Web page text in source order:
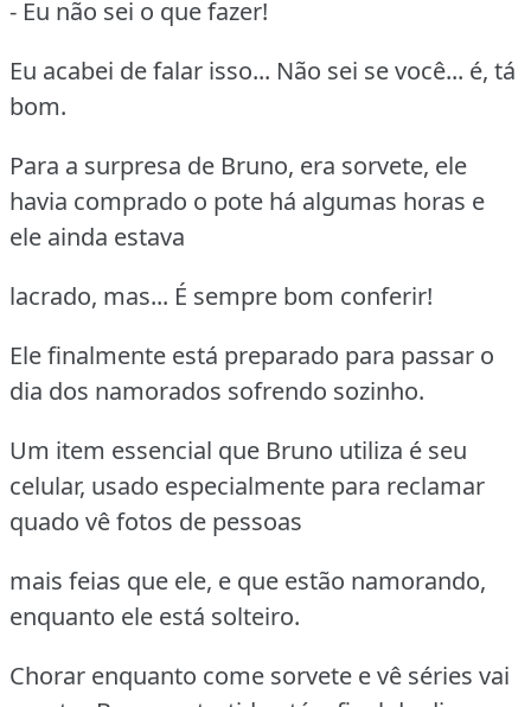
- Eu não sei o que fazer!
Eu acabei de falar isso... Não sei se você... é, tá
bom.
Para a surpresa de Bruno, era sorvete, ele
havia comprado o pote há algumas horas e
ele ainda estava
lacrado, mas... É sempre bom conferir!
Ele finalmente está preparado para passar o
dia dos namorados sofrendo sozinho.
Um item essencial que Bruno utiliza é seu
celular, usado especialmente para reclamar
quado vê fotos de pessoas
mais feias que ele, e que estão namorando,
enquanto ele está solteiro.
Chorar enquanto come sorvete e vê séries vai